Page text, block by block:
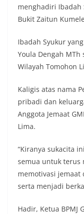
menghadiri Ibadah
Bukit Zaitun
Ibadah Syukur
Youla Dengah MTh
Wilayah Tomohon
Kaligis atas nama
pribadi dan
Anggota Jemaat
Lima.
“Kiranya sukacita
semua untuk terus
memotivasi
serta menjadi
Hadir, Ketua BPMJ